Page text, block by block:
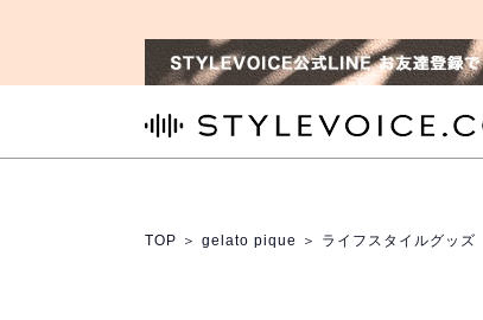
TOP ＞ gelato pique ＞ ライフスタイルグッズ